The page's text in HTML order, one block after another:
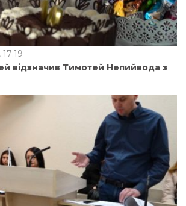
відзначив Тимотей Непийвода з